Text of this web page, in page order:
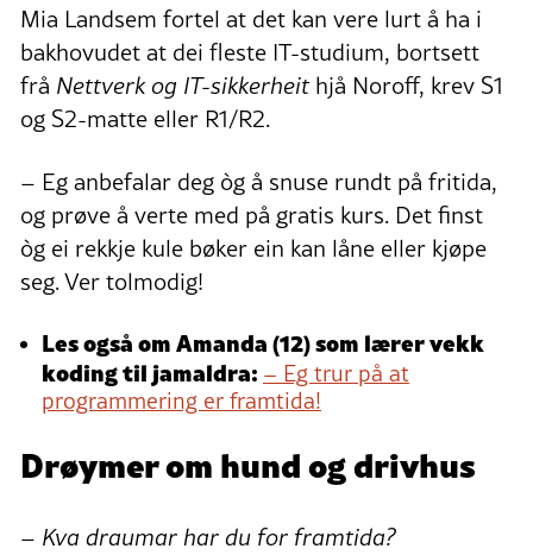
Mia Landsem fortel at det kan vere lurt å ha i
bakhovudet at dei fleste IT-studium, bortsett
frå Nettverk og IT-sikkerheit hjå Noroff, krev S1
og S2-matte eller R1/R2.
– Eg anbefalar deg òg å snuse rundt på fritida,
og prøve å verte med på gratis kurs. Det finst
òg ei rekkje kule bøker ein kan låne eller kjøpe
seg. Ver tolmodig!
Les også om Amanda (12) som lærer vekk
koding til jamaldra: – Eg trur på at
programmering er framtida!
Drøymer om hund og drivhus
– Kva draumar har du for framtida?